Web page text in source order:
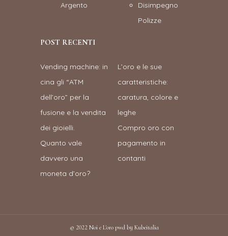
Argento
Disimpegno
Polizze
POST RECENTI
Vending machine: in
cina gli “ATM
dell’oro” per la
fusione e la vendita
dei gioielli.
Quanto vale
davvero una
moneta d’oro?
L’oro e le sue
caratteristiche:
caratura, colore e
leghe
Compro oro con
pagamento in
contanti
© 2022 Noi e L'oropwd by Kubeitalia